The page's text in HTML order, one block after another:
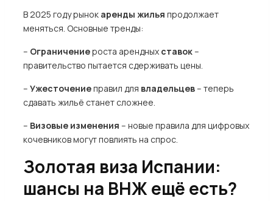
В 2025 году рынок аренды жилья продолжает
меняться. Основные тренды:
– Ограничениероста арендных ставок–
правительство пытается сдерживать цены.
– Ужесточениеправил для владельцев– теперь
сдавать жильё станет сложнее.
– Визовые изменения – новые правила для цифровых
кочевников могут повлиять на спрос.
Золотая виза Испании:
шансы на ВНЖ ещё есть?